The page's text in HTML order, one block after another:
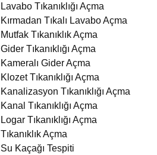
Lavabo Tıkanıklığı Açma
Kırmadan Tıkalı Lavabo Açma
Mutfak Tıkanıklık Açma
Gider Tıkanıklığı Açma
Kameralı Gider Açma
Klozet Tıkanıklığı Açma
Kanalizasyon Tıkanıklığı Açma
Kanal Tıkanıklığı Açma
Logar Tıkanıklığı Açma
Tıkanıklık Açma
Su Kaçağı Tespiti